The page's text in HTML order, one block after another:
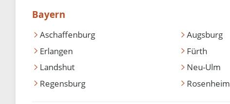
Bayern
Aschaffenburg Augsburg
Erlangen
Fürth
Landshut
Neu-Ulm
Regensburg
Rosenheim